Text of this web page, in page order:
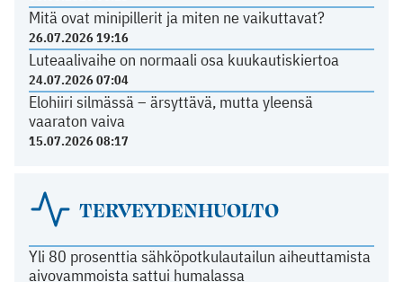
Mitä ovat minipillerit ja miten ne vaikuttavat?
26.07.2026 19:16
Luteaalivaihe on normaali osa kuukautiskiertoa
24.07.2026 07:04
Elohiiri silmässä – ärsyttävä, mutta yleensä
vaaraton vaiva
15.07.2026 08:17
TERVEYDENHUOLTO
Yli 80 prosenttia sähköpotkulautailun aiheuttamista
aivovammoista sattui humalassa